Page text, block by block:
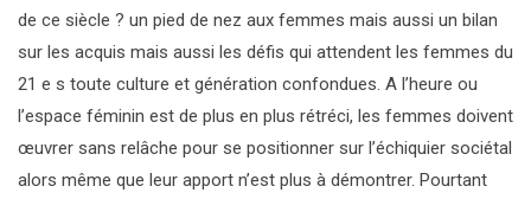
de ce siècle ? un pied de nez aux femmes mais aussi un bilan
sur les acquis mais aussi les défis qui attendent les femmes du
21 e s toute culture et génération confondues. A l’heure ou
l’espace féminin est de plus en plus rétréci, les femmes doivent
œuvrer sans relâche pour se positionner sur l’échiquier sociétal
alors même que leur apport n’est plus à démontrer. Pourtant